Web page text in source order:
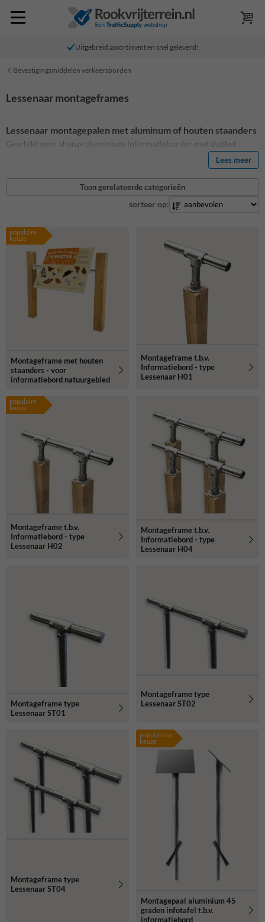
Uitgebreid assortiment en snel geleverd!
Bevestigingsmiddelen verkeersborden
Lessenaar montageframes
Lessenaar montagepalen met aluminum of houten staanders
Geschikt voor al onze aluminium informatieborden met dubbel
omgezette rand. Zorg voor een luxe uitstraling met één, twee of vier
houten of aluminium staanders (afhankelijk van de grootte van het
informatiebord wat erop moet komen). Het hierop te monteren
informatiebord is eenvoudig stelbaar om de ideale kijkhoek
(bijvoorbeeld 45 graden) te bepalen voor het publiek.
Lees meer
Toon gerelateerde categorieën
sorteer op:
populaire
keuze
Montageframe met houten
staanders - voor
informatiebord natuurgebied
Montageframe t.b.v.
Informatiebord - type
Lessenaar H01
populaire
keuze
Montageframe t.b.v.
Informatiebord - type
Lessenaar H02
Montageframe t.b.v.
Informatiebord - type
Lessenaar H04
Montageframe type
Lessenaar ST01
Montageframe type
Lessenaar ST02
Montageframe type
Lessenaar ST04
populairste
keuze
Montagepaal aluminium 45
graden infotafel t.b.v.
informatiebord